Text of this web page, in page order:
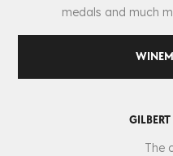
medals and much
The